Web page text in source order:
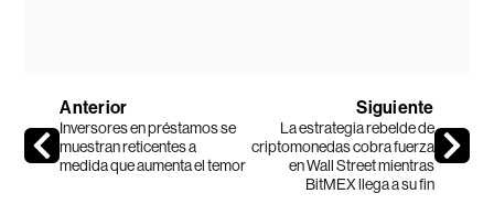
Anterior
Inversores en préstamos se
muestran reticentes a
medida que aumenta el temor
Siguiente
La estrategia rebelde de
criptomonedas cobra fuerza
en Wall Street mientras
BitMEX llega a su fin